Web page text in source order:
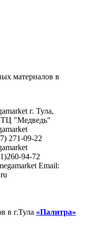
материалов в
г. Тула,
ТЦ "Медведь"
271-09-22
94-72
Email:
в г.Тула «Палитра»